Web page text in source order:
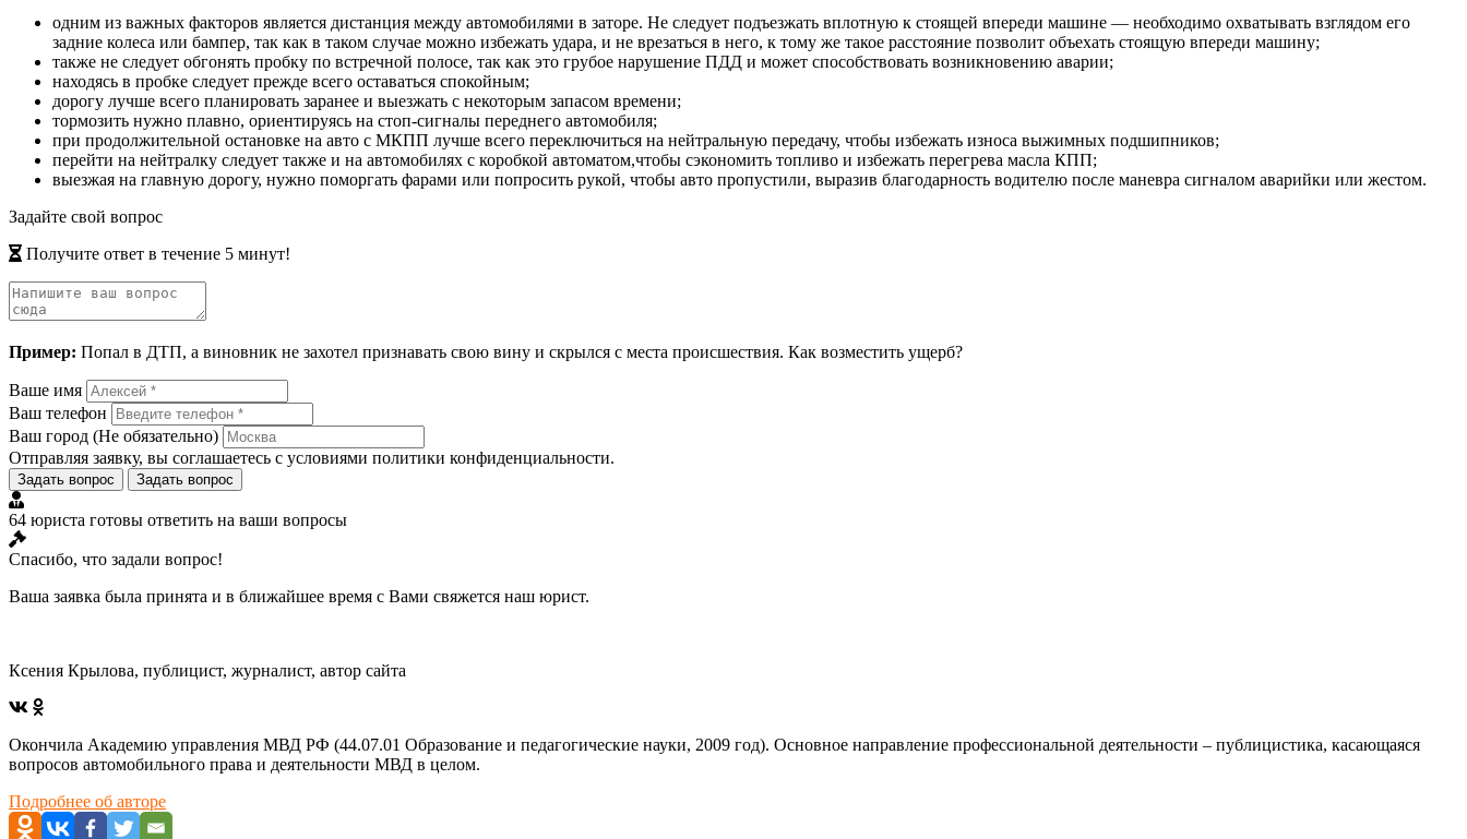
одним из важных факторов является дистанция между автомобилями в заторе. Не следует подъезжать вплотную к стоящей впереди машине — необходимо охватывать взглядом его
задние колеса или бампер, так как в таком случае можно избежать удара, и не врезаться в него, к тому же такое расстояние позволит объехать стоящую впереди машину;
также не следует обгонять пробку по встречной полосе, так как это грубое нарушение ПДД и может способствовать возникновению аварии;
находясь в пробке следует прежде всего оставаться спокойным;
дорогу лучше всего планировать заранее и выезжать с некоторым запасом времени;
тормозить нужно плавно, ориентируясь на стоп-сигналы переднего автомобиля;
при продолжительной остановке на авто с МКПП лучше всего переключиться на нейтральную передачу, чтобы избежать износа выжимных подшипников;
перейти на нейтралку следует также и на автомобилях с коробкой автоматом,чтобы сэкономить топливо и избежать перегрева масла КПП;
выезжая на главную дорогу, нужно поморгать фарами или попросить рукой, чтобы авто пропустили, выразив благодарность водителю после маневра сигналом аварийки или жестом.
Задайте свой вопрос
Получите ответ в течение 5 минут!
Пример: Попал в ДТП, а виновник не захотел признавать свою вину и скрылся с места происшествия. Как возместить ущерб?
Ваше имя
Ваш телефон
Ваш город (Не обязательно)
Отправляя заявку, вы соглашаетесь с условиями политики конфиденциальности.
Задать вопрос Задать вопрос
64 юриста готовы ответить на ваши вопросы
Спасибо, что задали вопрос!
Ваша заявка была принята и в ближайшее время с Вами свяжется наш юрист.
Ксения Крылова, публицист, журналист, автор сайта
Окончила Академию управления МВД РФ (44.07.01 Образование и педагогические науки, 2009 год). Основное направление профессиональной деятельности – публицистика, касающаяся
вопросов автомобильного права и деятельности МВД в целом.
Подробнее об авторе